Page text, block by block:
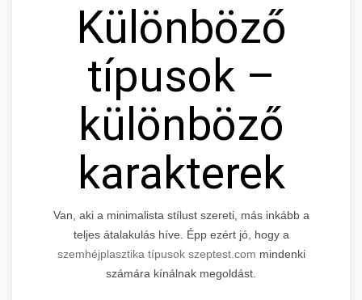
Különböző
típusok –
különböző
karakterek
Van, aki a minimalista stílust szereti, más inkább a
teljes átalakulás híve. Épp ezért jó, hogy a
szemhéjplasztika típusok szeptest.com mindenki
számára kínálnak megoldást.